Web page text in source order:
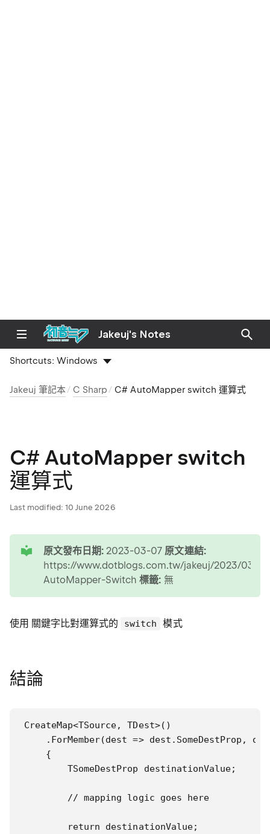
Jakeuj's Notes
Shortcuts:Windows
Jakeuj 筆記本 C Sharp C# AutoMapper switch 運算式
C# AutoMapper switch
運算式
Last modified: 10 June 2026
原文發布日期: 2023-03-07 原文連結:
https://www.dotblogs.com.tw/jakeuj/2023/03/
AutoMapper-Switch標籤: 無
使用 關鍵字比對運算式的 switch 模式
結論
CreateMap<TSource, TDest>()
.ForMember(dest => dest.SomeDestProp,
    {
        TSomeDestProp destinationValue;
        // mapping logic goes here
        return destinationValue;